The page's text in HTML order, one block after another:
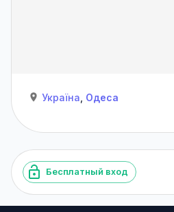
Україна Одеса
Бесплатный вход